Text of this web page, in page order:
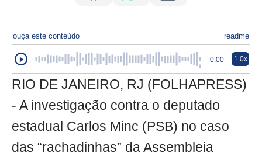
ouça este conteúdo readme
0:00 1.0x
RIO DE JANEIRO, RJ (FOLHAPRESS)
- A investigação contra o deputado
estadual Carlos Minc (PSB) no caso
das “rachadinhas” da Assembleia